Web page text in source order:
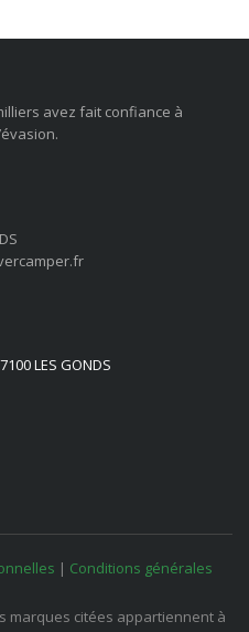
avez fait confiance à
LES GONDS
| Conditions générales
marques citées appartiennent à